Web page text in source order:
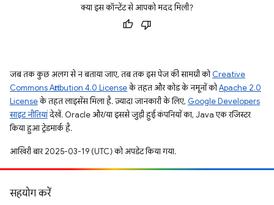
क्या इस कॉन्टेंट से आपको मदद मिली?
जब तक कुछ अलग से न बताया जाए, तब तक इस पेज की सामग्री कोCreative
Commons Attribution 4.0 Licenseके तहत और कोड के नमूनों कोApache 2.0
Licenseके तहत लाइसेंस मिला है. ज़्यादा जानकारी के लिए, Google Developers
साइट नीतियांदेखें. Oracle और/या इससे जुड़ी हुई कंपनियों का, Java एक रजिस्टर
किया हुआ ट्रेडमार्क है.
आखिरी बार 2025-03-19 (UTC) को अपडेट किया गया.
सहयोग करें